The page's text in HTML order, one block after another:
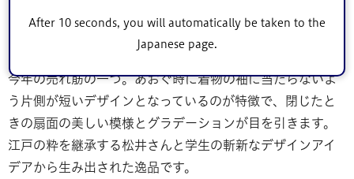
After 10 seconds, you will automatically be taken to the
Japanese page.
今年の売れ筋の一つ。あおぐ時に着物の袖に当たらないよ
う片側が短いデザインとなっているのが特徴で、閉じたと
きの扇面の美しい模様とグラデーションが目を引きます。
江戸の粋を継承する松井さんと学生の斬新なデザインアイ
デアから生み出された逸品です。